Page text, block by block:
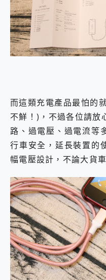
而這類充電產品最怕的
不鮮！)，不過各位請放
路、過電壓、過電流等
行車安全，延長裝置的
幅電壓設計，不論大貨